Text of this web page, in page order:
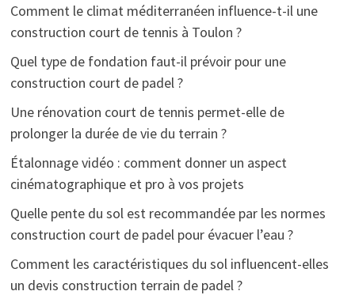
Comment le climat méditerranéen influence-t-il une
construction court de tennis à Toulon ?
Quel type de fondation faut-il prévoir pour une
construction court de padel ?
Une rénovation court de tennis permet-elle de
prolonger la durée de vie du terrain ?
Étalonnage vidéo : comment donner un aspect
cinématographique et pro à vos projets
Quelle pente du sol est recommandée par les normes
construction court de padel pour évacuer l’eau ?
Comment les caractéristiques du sol influencent-elles
un devis construction terrain de padel ?